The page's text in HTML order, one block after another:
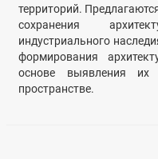
территорий.
сохранения
индустриального
формирования
основе выявления их
пространстве.